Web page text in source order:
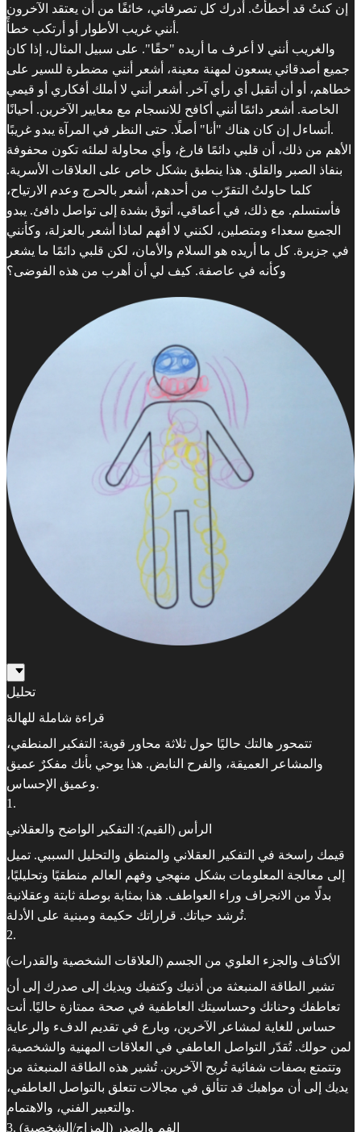
إن كنتُ قد أخطأتُ. أُدرك كل تصرفاتي، خائفًا من أن يعتقد الآخرون
أنني غريب الأطوار أو أرتكب خطأً.
والغريب أنني لا أعرف ما أريده "حقًا". على سبيل المثال، إذا كان
جميع أصدقائي يسعون لمهنة معينة، أشعر أنني مضطرة للسير على
خطاهم، أو أن أتقبل أي رأي آخر. أشعر أنني لا أملك أفكاري أو قيمي
الخاصة. أشعر دائمًا أنني أكافح للانسجام مع معايير الآخرين. أحيانًا
أتساءل إن كان هناك "أنا" أصلًا. حتى النظر في المرآة يبدو غريبًا.
الأهم من ذلك، أن قلبي دائمًا فارغ، وأي محاولة لملئه تكون محفوفة
بنفاذ الصبر والقلق. هذا ينطبق بشكل خاص على العلاقات الأسرية.
كلما حاولتُ التقرّب من أحدهم، أشعر بالحرج وعدم الارتياح،
فأستسلم. مع ذلك، في أعماقي، أتوق بشدة إلى تواصل دافئ. يبدو
الجميع سعداء ومتصلين، لكنني لا أفهم لماذا أشعر بالعزلة، وكأنني
في جزيرة. كل ما أريده هو السلام والأمان، لكن قلبي دائمًا ما يشعر
وكأنه في عاصفة. كيف لي أن أهرب من هذه الفوضى؟
تحليل
قراءة شاملة للهالة
تتمحور هالتك حاليًا حول ثلاثة محاور قوية: التفكير المنطقي،
والمشاعر العميقة، والفرح النابض. هذا يوحي بأنك مفكرٌ عميق
وعميق الإحساس.
1 .
الرأس (القيم): التفكير الواضح والعقلاني
قيمك راسخة في التفكير العقلاني والمنطق والتحليل السببي. تميل
إلى معالجة المعلومات بشكل منهجي وفهم العالم منطقيًا وتحليليًا،
بدلًا من الانجراف وراء العواطف. هذا بمثابة بوصلة ثابتة وعقلانية
تُرشد حياتك. قراراتك حكيمة ومبنية على الأدلة.
2.
الأكتاف والجزء العلوي من الجسم (العلاقات الشخصية والقدرات)
تشير الطاقة المنبعثة من أذنيك وكتفيك ويديك إلى صدرك إلى أن
تعاطفك وحنانك وحساسيتك العاطفية في صحة ممتازة حاليًا. أنت
حساس للغاية لمشاعر الآخرين، وبارع في تقديم الدفء والرعاية
لمن حولك. تُقدّر التواصل العاطفي في العلاقات المهنية والشخصية،
وتتمتع بصفات شفائية تُريح الآخرين. تُشير هذه الطاقة المنبعثة من
يديك إلى أن مواهبك قد تتألق في مجالات تتعلق بالتواصل العاطفي،
والتعبير الفني، والاهتمام.
3. الفم والصدر (المزاج/الشخصية)